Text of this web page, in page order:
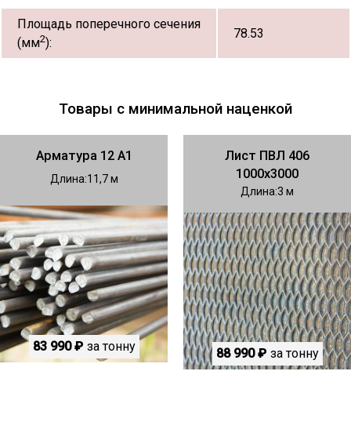
Площадь поперечного сечения
(мм2):
78.53
Товары с минимальной наценкой
Арматура 12 А1
Длина 11,7
83 990 ₽ за тонну
Лист ПВЛ 406
1000х3000
Длина 3
88 990 ₽ за тонну